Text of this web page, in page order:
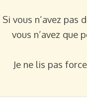
Si vous n’avez
vous n’avez que
Je ne lis pas